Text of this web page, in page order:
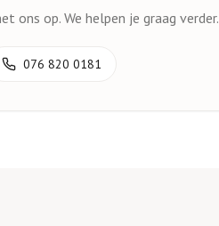
ons op. We helpen je graag verder.
076 820 0181